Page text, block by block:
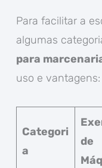
Para facilitar a
algumas
para
uso e vantagens:
Categori
a
de